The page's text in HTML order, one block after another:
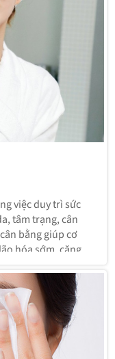
việc duy trì sức
tâm trạng, cân
bằng giúp cơ
hóa sớm, căng